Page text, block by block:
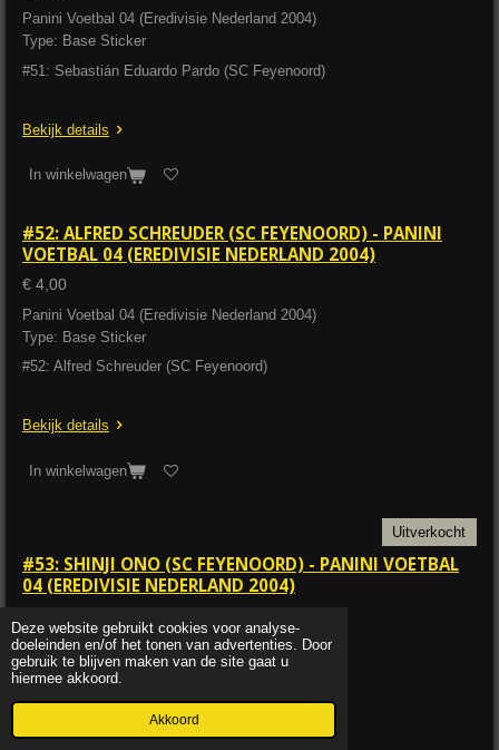
Deze website gebruikt cookies voor analyse-
doeleinden en/of het tonen van advertenties. Door
gebruik te blijven maken van de site gaat u
hiermee akkoord.
Akkoord
Panini Voetbal 04 (Eredivisie Nederland 2004)
Type: Base Sticker
#51: Sebastián Eduardo Pardo (SC Feyenoord)
Bekijk details
In winkelwagen
#52: ALFRED SCHREUDER (SC FEYENOORD) - PANINI
VOETBAL 04 (EREDIVISIE NEDERLAND 2004)
€ 4,00
Panini Voetbal 04 (Eredivisie Nederland 2004)
Type: Base Sticker
#52: Alfred Schreuder (SC Feyenoord)
Bekijk details
In winkelwagen
Uitverkocht
#53: SHINJI ONO (SC FEYENOORD) - PANINI VOETBAL
04 (EREDIVISIE NEDERLAND 2004)
Panini Voetbal 04 (Eredivisie Nederland 2004)
Type: Base Sticker
#53: Shinji Ono (SC Feyenoord)